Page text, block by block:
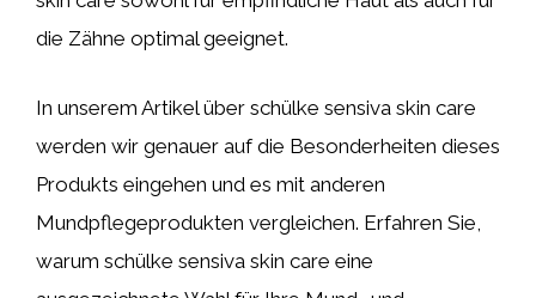
die Zähne optimal geeignet.
In unserem Artikel über schülke sensiva skin care
werden wir genauer auf die Besonderheiten dieses
Produkts eingehen und es mit anderen
Mundpflegeprodukten vergleichen. Erfahren Sie,
warum schülke sensiva skin care eine